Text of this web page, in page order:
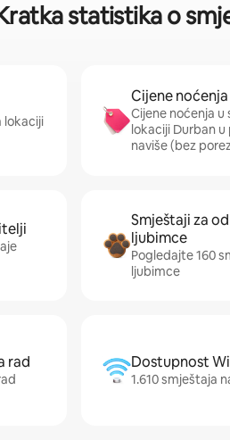
statistika o
lokaciji
Cijene
Cijene noćenja
lokaciji Durban u
naviše (bez
Smještaji za
ljubimce
Pogledajte 160
ljubimce
rad Dostupnost
1.610 smještaja